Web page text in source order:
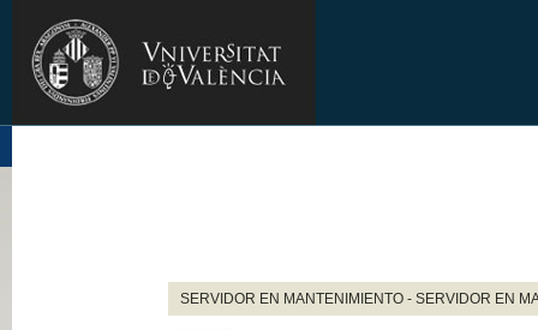
SERVIDOR EN MANTENIMIENTO - SERVIDOR EN